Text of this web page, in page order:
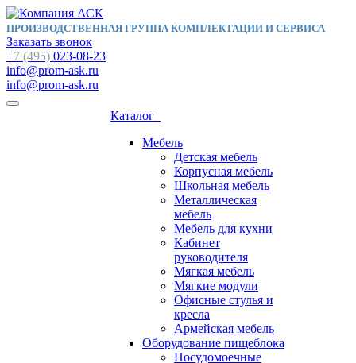
ПРОИЗВОДСТВЕННАЯ ГРУППА КОМПЛЕКТАЦИИ И СЕРВИСА
Заказать звонок
+7 (495) 023-08-23
info@prom-ask.ru
info@prom-ask.ru
Каталог
Мебель
Детская мебель
Корпусная мебель
Школьная мебель
Металлическая
мебель
Мебель для кухни
Кабинет
руководителя
Мягкая мебель
Мягкие модули
Офисные стулья и
кресла
Армейская мебель
Оборудование пищеблока
Посудомоечные